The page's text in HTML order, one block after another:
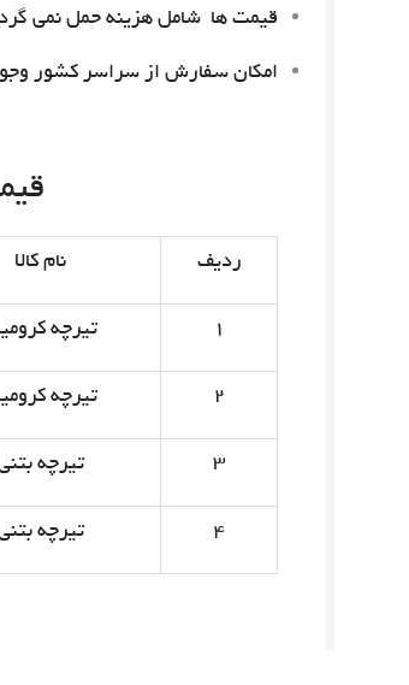
قیمت ها شامل هزینه حمل نمی
امکان سفارش از سراسر کشور
ردیف نام کالا
۱ تیرچه
۲ تیرچه
۳ تیرچه
۴ تیرچه